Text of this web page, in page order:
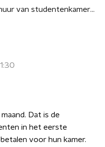
Stand.nl: 'De huur van studentenkamers moet drastisch omlaag'
Dat is de
in het eerste
voor hun kamer.